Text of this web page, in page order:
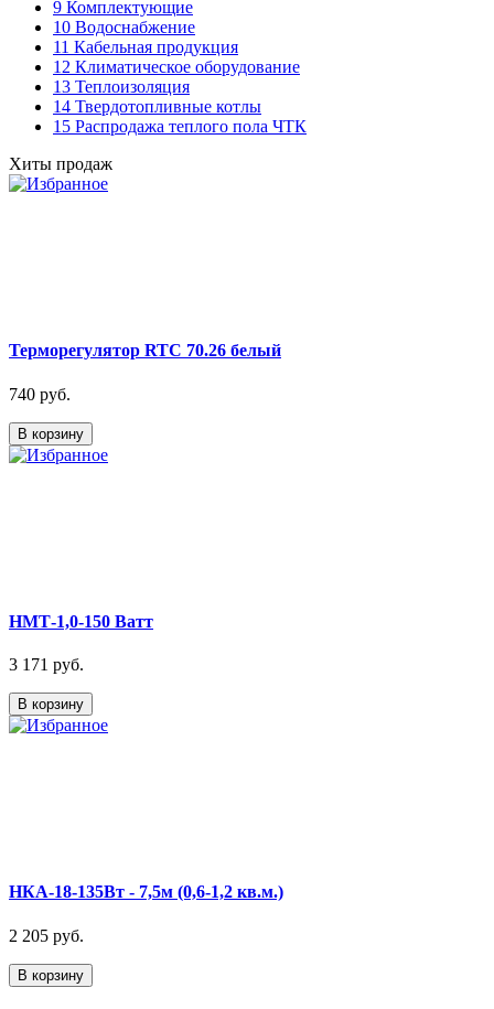
9 Комплектующие
10 Водоснабжение
11 Кабельная продукция
12 Климатическое оборудование
13 Теплоизоляция
14 Твердотопливные котлы
15 Распродажа теплого пола ЧТК
Хиты продаж
Терморегулятор RTC 70.26 белый
740 руб.
В корзину
НМТ-1,0-150 Ватт
3 171 руб.
В корзину
НКА-18-135Вт - 7,5м (0,6-1,2 кв.м.)
2 205 руб.
В корзину